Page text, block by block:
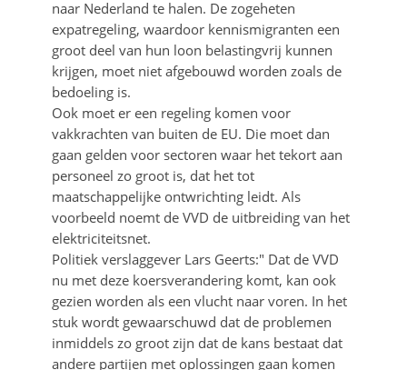
naar Nederland te halen. De zogeheten
expatregeling, waardoor kennismigranten een
groot deel van hun loon belastingvrij kunnen
krijgen, moet niet afgebouwd worden zoals de
bedoeling is.
Ook moet er een regeling komen voor
vakkrachten van buiten de EU. Die moet dan
gaan gelden voor sectoren waar het tekort aan
personeel zo groot is, dat het tot
maatschappelijke ontwrichting leidt. Als
voorbeeld noemt de VVD de uitbreiding van het
elektriciteitsnet.
Politiek verslaggever Lars Geerts:" Dat de VVD
nu met deze koersverandering komt, kan ook
gezien worden als een vlucht naar voren. In het
stuk wordt gewaarschuwd dat de problemen
inmiddels zo groot zijn dat de kans bestaat dat
andere partijen met oplossingen gaan komen